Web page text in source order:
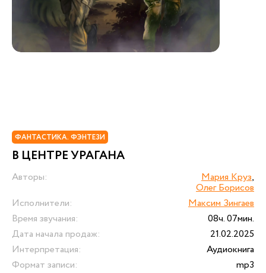
ФАНТАСТИКА. ФЭНТЕЗИ
В ЦЕНТРЕ УРАГАНА
Авторы: Мария Круз,
Олег Борисов
Исполнители:
Максим Зингаев
Время звучания:
08ч. 07мин.
Дата начала продаж:
21.02.2025
Интерпретация:
Аудиокнига
Формат записи:
mp3